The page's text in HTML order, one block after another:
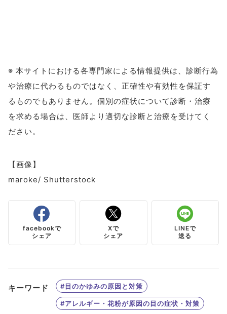
※ 本サイトにおける各専門家による情報提供は、診断行為
や治療に代わるものではなく、正確性や有効性を保証す
るものでもありません。個別の症状について診断・治療
を求める場合は、医師より適切な診断と治療を受けてく
ださい。
【画像】
maroke/ Shutterstock
facebookで
シェア
Xで
シェア
LINEで
送る
キーワード #目のかゆみの原因と対策
#アレルギー・花粉が原因の目の症状・対策